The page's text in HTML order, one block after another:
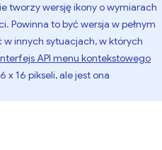
tworzy wersję ikony o wymiarach
Powinna to być wersja w pełnym
w innych sytuacjach, w których
API menu kontekstowego
x 16 pikseli, ale jest ona